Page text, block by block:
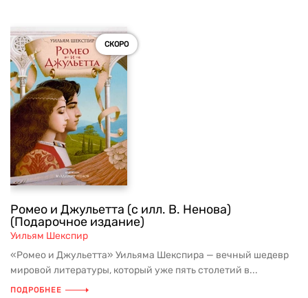
СКОРО
Ромео и Джульетта (с илл. В. Ненова)
(Подарочное издание)
Уильям Шекспир
«Ромео и Джульетта» Уильяма Шекспира — вечный шедевр
мировой литературы, который уже пять столетий в...
ПОДРОБНЕЕ